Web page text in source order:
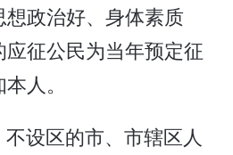
政治好、身体素质
征公民为当年预定征
人。
设区的市、市辖区人